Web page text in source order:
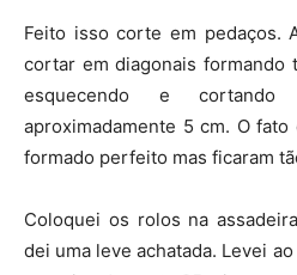
Feito isso corte em pedaços.
cortar em diagonais formando
esquecendo e
aproximadamente 5 cm. O
formado perfeito mas ficaram
Coloquei os rolos na
dei uma leve achatada. Levei